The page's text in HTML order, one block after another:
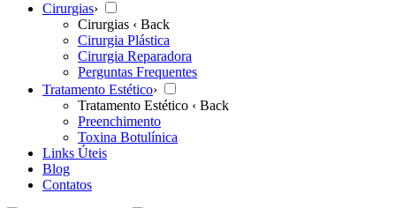
Cirurgias›
Cirurgias ‹ Back
Cirurgia Plástica
Cirurgia Reparadora
Perguntas Frequentes
Tratamento Estético›
Tratamento Estético ‹ Back
Preenchimento
Toxina Botulínica
Links Úteis
Blog
Contatos